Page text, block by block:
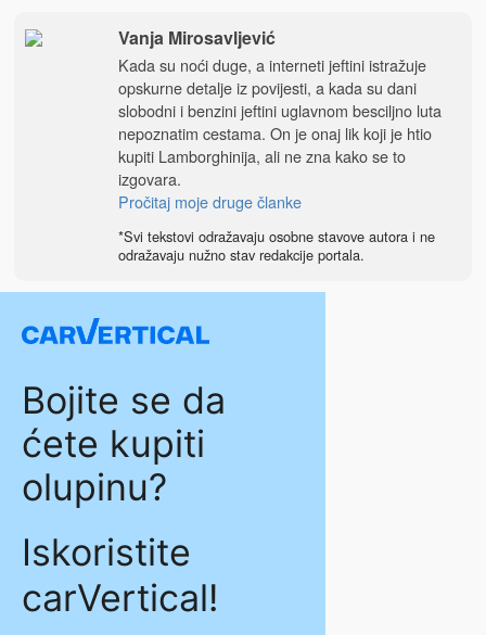
Vanja Mirosavljević
Kada su noći duge, a interneti jeftini istražuje
opskurne detalje iz povijesti, a kada su dani
slobodni i benzini jeftini uglavnom besciljno luta
nepoznatim cestama. On je onaj lik koji je htio
kupiti Lamborghinija, ali ne zna kako se to
izgovara.
Pročitaj moje druge članke
*Svi tekstovi odražavaju osobne stavove autora i ne
odražavaju nužno stav redakcije portala.